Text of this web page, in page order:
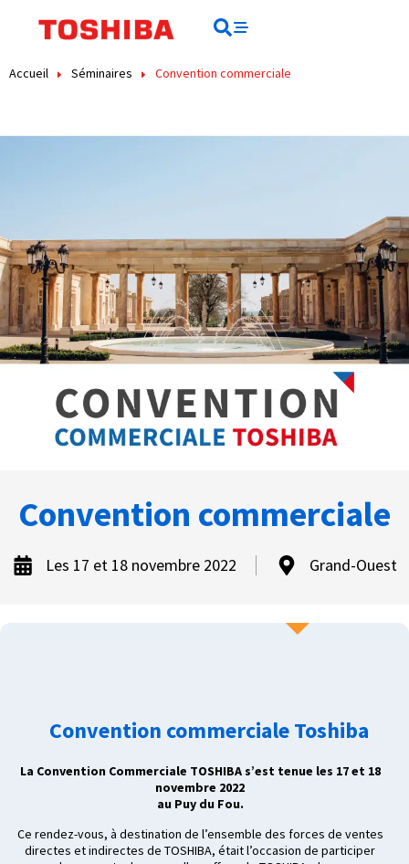
principal
Accueil Séminaires Convention commerciale
Convention commerciale
Les 17 et 18 novembre 2022 Grand-Ouest
Convention commerciale Toshiba
La Convention Commerciale TOSHIBA s’est tenue les 17 et 18
novembre 2022
au Puy du Fou.
Ce rendez-vous, à destination de l’ensemble des forces de ventes
directes et indirectes de TOSHIBA, était l’occasion de participer